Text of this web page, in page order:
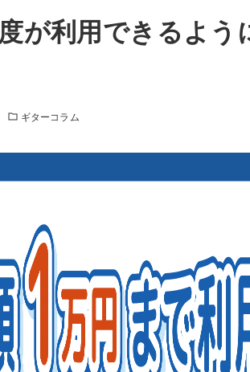
が利用できるよ
ギターコラム